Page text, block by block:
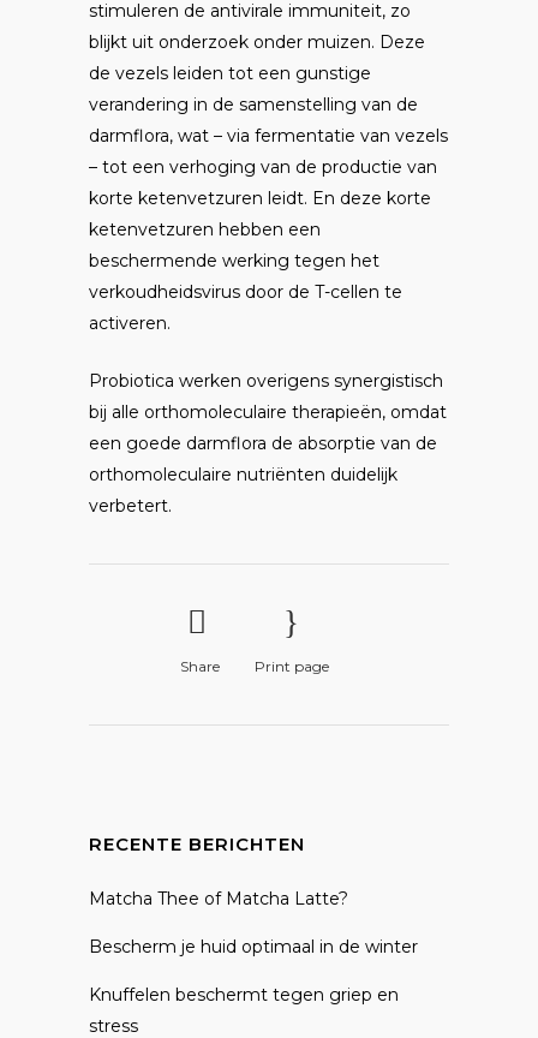
stimuleren de antivirale immuniteit, zo
blijkt uit onderzoek onder muizen. Deze
de vezels leiden tot een gunstige
verandering in de samenstelling van de
darmflora, wat – via fermentatie van vezels
– tot een verhoging van de productie van
korte ketenvetzuren leidt. En deze korte
ketenvetzuren hebben een
beschermende werking tegen het
verkoudheidsvirus door de T-cellen te
activeren.
Probiotica werken overigens synergistisch
bij alle orthomoleculaire therapieën, omdat
een goede darmflora de absorptie van de
orthomoleculaire nutriënten duidelijk
verbetert.
Share Print page
RECENTE BERICHTEN
Matcha Thee of Matcha Latte?
Bescherm je huid optimaal in de winter
Knuffelen beschermt tegen griep en
stress